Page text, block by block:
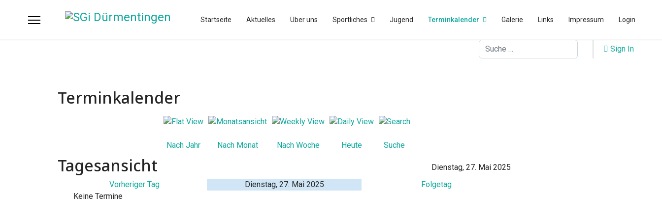
Startseite Aktuelles Über uns Sportliches Jugend Terminkalender Galerie Links Impressum Login
Suchen Sign In
Terminkalender
Nach Jahr Nach Monat Nach Woche Heute Suche
Tagesansicht
Dienstag, 27. Mai 2025
Vorheriger Tag
Dienstag, 27. Mai 2025
Folgetag
Keine Termine